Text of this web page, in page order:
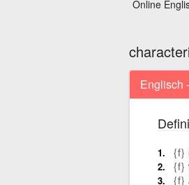
Online
Englisch
{f}
{f}
{f}